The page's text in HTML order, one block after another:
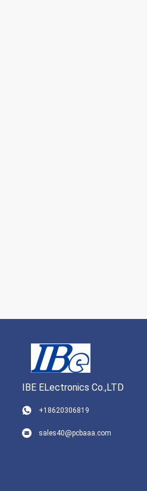
IBE ELectronics Co.,LTD
+18620306819
sales40@pcbaaa.com